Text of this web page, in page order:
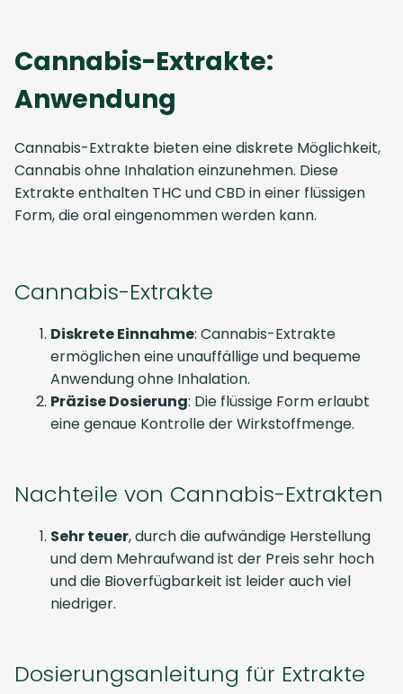
Cannabis-Extrakte:
Anwendung
Cannabis-Extrakte bieten eine diskrete Möglichkeit,
Cannabis ohne Inhalation einzunehmen. Diese
Extrakte enthalten THC und CBD in einer flüssigen
Form, die oral eingenommen werden kann.
Cannabis-Extrakte
Diskrete Einnahme: Cannabis-Extrakte
ermöglichen eine unauffällige und bequeme
Anwendung ohne Inhalation.
Präzise Dosierung: Die flüssige Form erlaubt
eine genaue Kontrolle der Wirkstoffmenge.
Nachteile von Cannabis-Extrakten
Sehr teuer, durch die aufwändige Herstellung
und dem Mehraufwand ist der Preis sehr hoch
und die Bioverfügbarkeit ist leider auch viel
niedriger.
Dosierungsanleitung für Extrakte